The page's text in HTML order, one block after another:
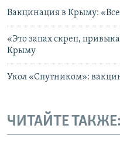
Вакцинация в Крыму: «Все
«Это запах скреп,
Крыму
Укол «Спутником»:
ЧИТАЙТЕ ТАКЖЕ: